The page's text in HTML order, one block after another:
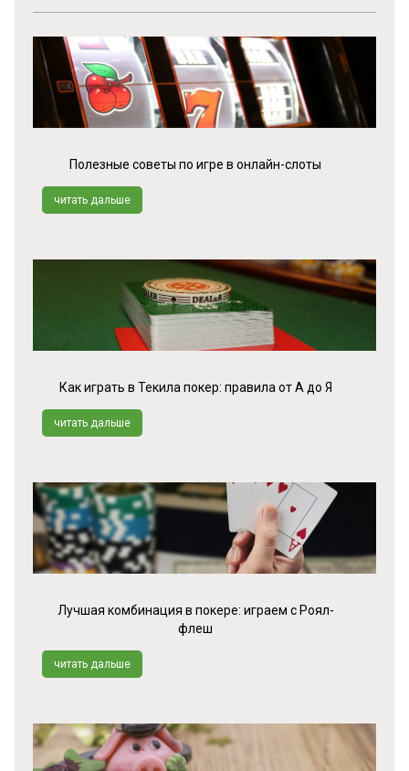
Полезные советы по игре в онлайн-слоты
читать дальше
Как играть в Текила покер: правила от А до Я
читать дальше
Лучшая комбинация в покере: играем с Роял-
флеш
читать дальше